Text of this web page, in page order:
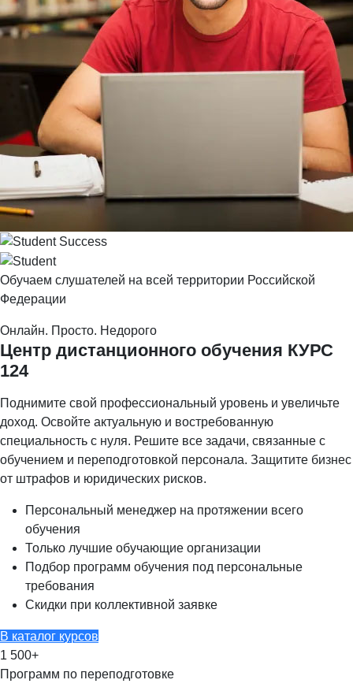
Обучаем слушателей на всей территории Российской
Федерации
Онлайн. Просто. Недорого
Центр дистанционного обучения КУРС
124
Поднимите свой профессиональный уровень и увеличьте
доход. Освойте актуальную и востребованную
специальность с нуля. Решите все задачи, связанные с
обучением и переподготовкой персонала. Защитите бизнес
от штрафов и юридических рисков.
Персональный менеджер на протяжении всего
обучения
Только лучшие обучающие организации
Подбор программ обучения под персональные
требования
Скидки при коллективной заявке
В каталог курсов
1 500+
Программ по переподготовке